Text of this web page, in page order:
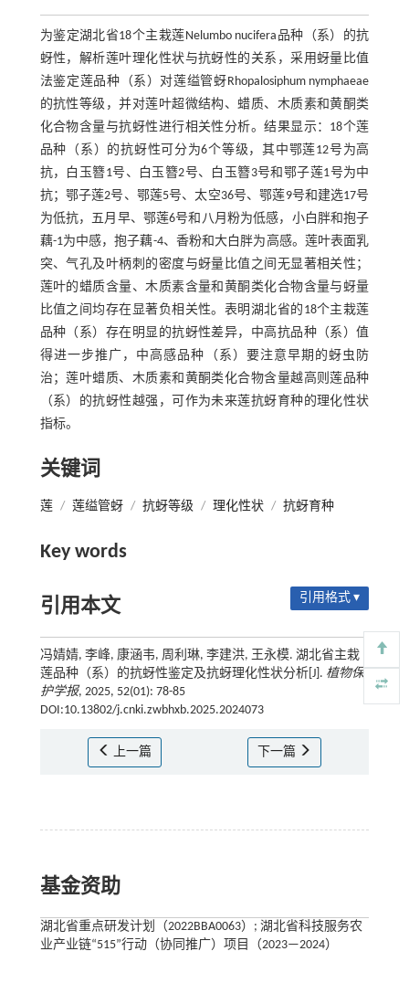
为鉴定湖北省18个主栽莲Nelumbo nucifera品种（系）的抗
蚜性，解析莲叶理化性状与抗蚜性的关系，采用蚜量比值
法鉴定莲品种（系）对莲缢管蚜Rhopalosiphum nymphaeae
的抗性等级，并对莲叶超微结构、蜡质、木质素和黄酮类
化合物含量与抗蚜性进行相关性分析。结果显示：18个莲
品种（系）的抗蚜性可分为6个等级，其中鄂莲12号为高
抗，白玉簪1号、白玉簪2号、白玉簪3号和鄂子莲1号为中
抗；鄂子莲2号、鄂莲5号、太空36号、鄂莲9号和建选17号
为低抗，五月早、鄂莲6号和八月粉为低感，小白胖和抱子
藕-1为中感，抱子藕-4、香粉和大白胖为高感。莲叶表面乳
突、气孔及叶柄刺的密度与蚜量比值之间无显著相关性；
莲叶的蜡质含量、木质素含量和黄酮类化合物含量与蚜量
比值之间均存在显著负相关性。表明湖北省的18个主栽莲
品种（系）存在明显的抗蚜性差异，中高抗品种（系）值
得进一步推广，中高感品种（系）要注意早期的蚜虫防
治；莲叶蜡质、木质素和黄酮类化合物含量越高则莲品种
（系）的抗蚜性越强，可作为未来莲抗蚜育种的理化性状
指标。
关键词
莲 / 莲缢管蚜 / 抗蚜等级 / 理化性状 / 抗蚜育种
Key words
引用本文 引用格式 ▾
冯婧婧, 李峰, 康涵韦, 周利琳, 李建洪, 王永模. 湖北省主栽
莲品种（系）的抗蚜性鉴定及抗蚜理化性状分析[J]. 植物保
护学报, 2025, 52(01): 78-85
DOI:10.13802/j.cnki.zwbhxb.2025.2024073
上一篇 下一篇
基金资助
湖北省重点研发计划（2022BBA0063）; 湖北省科技服务农
业产业链“515”行动（协同推广）项目（2023—2024）